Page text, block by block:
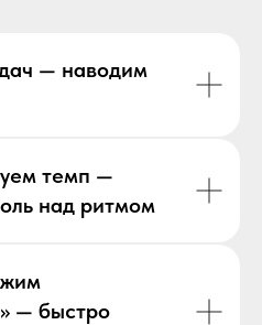
— наводим
темп —
над ритмом
— быстро